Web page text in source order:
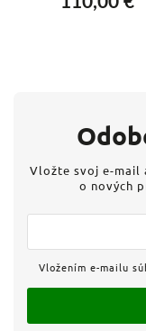
WHITE,FLOOR
Vložte svoj e-mail
o nových
Vložením e-mailu